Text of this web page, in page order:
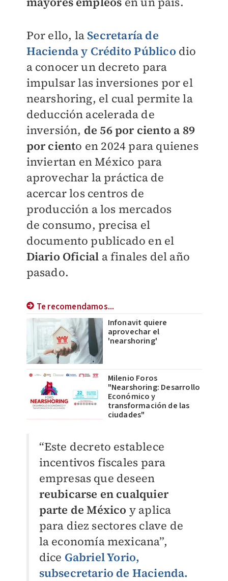
Por ello, la Secretaría de
Hacienda y CréditoPúblico dio
a conocer un decreto para
impulsarlas inversiones por el
nearshoring, el cual permite la
deducción acelerada de
inversión, de 56 por ciento a 89
por ciento en 2024 para quienes
inviertan enMéxico para
aprovechar la práctica de
acercarlos centros de
producción a los mercados
de consumo, precisa el
documento publicado en el
Diario Oficial a finales del año
pasado.
Te recomendamos...
Infonavit quiere
aprovechar el
'nearshoring'
Milenio Foros
"Nearshoring: Desarrollo
Económico y
transformación de las
ciudades"
“Este decreto establece
incentivos fiscales para
empresas que deseen
reubicarse en cualquier
parte de México y aplica
para diez sectores clave de
la economía mexicana”,
dice GabrielYorio,
subsecretario de Hacienda.